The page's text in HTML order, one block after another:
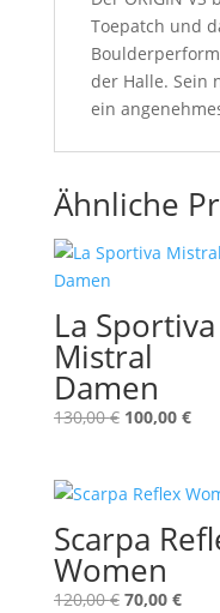
Toepatch und
der Halle. Sein
ein
Ähnliche
La Sportiva
Mistral
Damen
130,00€
130,00 €
100,00 €
Scarpa
Women
120,00€ 70,00 €